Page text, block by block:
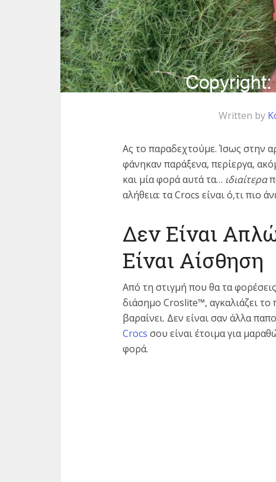
Written by
Ας το παραδεχτούμε. Ίσως στην
φάνηκαν παράξενα, περίεργα,
και μία φορά αυτά τα… ιδιαίτερα
αλήθεια: τα Crocs είναι ό,τι πιο
Δεν Είναι
Είναι Αίσθηση
Από τη στιγμή που θα τα
διάσημο Croslite™, αγκαλιάζει το
βαραίνει. Δεν είναι σαν άλλα
Crocs σου είναι έτοιμα για
φορά.